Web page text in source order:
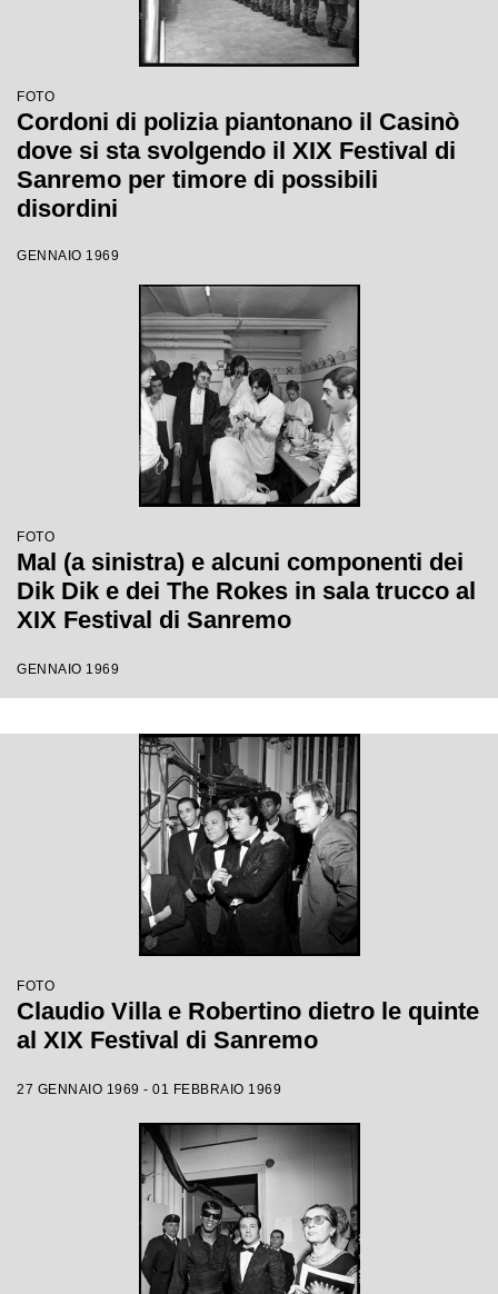
FOTO
Cordoni di polizia piantonano il Casinò
dove si sta svolgendo il XIX Festival di
Sanremo per timore di possibili
disordini
GENNAIO 1969
FOTO
Mal (a sinistra) e alcuni componenti dei
Dik Dik e dei The Rokes in sala trucco al
XIX Festival di Sanremo
GENNAIO 1969
FOTO
Claudio Villa e Robertino dietro le quinte
al XIX Festival di Sanremo
27 GENNAIO 1969 - 01 FEBBRAIO 1969